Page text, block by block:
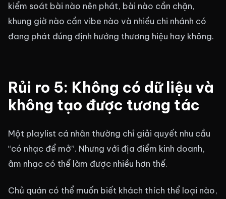
kiểm soát bài nào nên phát, bài nào cần chặn,
khung giờ nào cần vibe nào và nhiều chi nhánh có
đang phát đúng định hướng thương hiệu hay không.
Rủi ro 5: Không có dữ liệu và
không tạo được tương tác
Một playlist cá nhân thường chỉ giải quyết nhu cầu
“có nhạc để mở”. Nhưng với địa điểm kinh doanh,
âm nhạc có thể làm được nhiều hơn thế.
Chủ quán có thể muốn biết khách thích thể loại nào,